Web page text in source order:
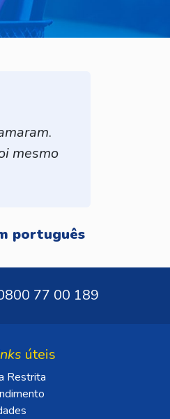
.
mesmo
português
77 00 189
úteis
Restrita